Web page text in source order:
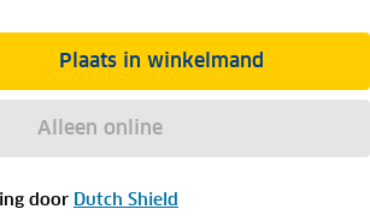
Plaats in winkelmand
Alleen online
door Dutch Shield